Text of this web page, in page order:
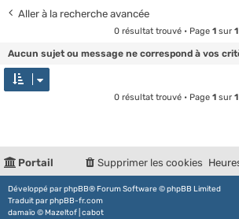
Aller à la recherche avancée
0 résultat trouvé • Page 1 sur 1
Aucun sujet ou message ne correspond à vos
0 résultat trouvé • Page 1 sur 1
Portail Supprimer les cookies
Développé parphpBB® Forum Software © phpBB Limited
Traduit parphpBB-fr.com
damaïo © Mazeltof cabot